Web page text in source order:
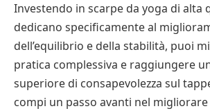
Investendo in scarpe da yoga di alta
dedicano specificamente al
dell’equilibrio e della stabilità, puoi
pratica complessiva e raggiungere
superiore di consapevolezza sul
compi un passo avanti nel